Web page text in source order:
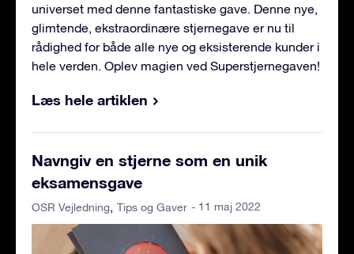
universet med denne fantastiske gave. Denne nye,
glimtende, ekstraordinære stjernegave er nu til
rådighed for både alle nye og eksisterende kunder i
hele verden. Oplev magien ved Superstjernegaven!
Læs hele artiklen
Navngiv en stjerne som en unik
eksamensgave
OSR Vejledning Tips og Gaver - 11 maj 2022